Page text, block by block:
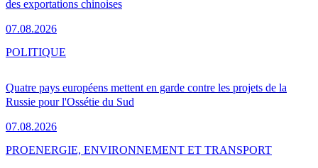
des exportations chinoises
07.08.2026
Quatre pays européens mettent en garde contre les projets de la
Russie pour l'Ossétie du Sud
07.08.2026
POLITIQUE
PROENERGIE, ENVIRONNEMENT ET TRANSPORT